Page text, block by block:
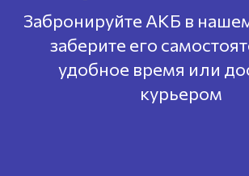
Забронируйте АКБ в
заберите его
удобное время или
курьером